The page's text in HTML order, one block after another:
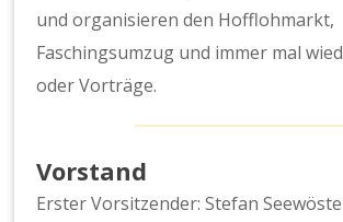
und organisieren den Hofflohmarkt,
Faschingsumzug und immer mal
oder Vorträge.
Vorstand
Erster Vorsitzender: Stefan